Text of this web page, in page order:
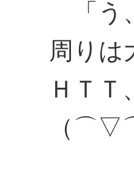
「う
周りは
ＨＴ
（